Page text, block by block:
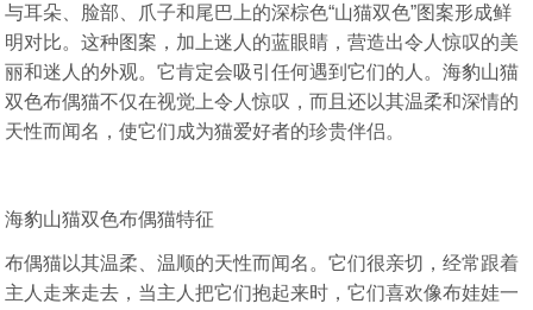
与耳朵、脸部、爪子和尾巴上的深棕色“山猫双色”图案形成鲜
明对比。这种图案，加上迷人的蓝眼睛，营造出令人惊叹的美
丽和迷人的外观。它肯定会吸引任何遇到它们的人。海豹山猫
双色布偶猫不仅在视觉上令人惊叹，而且还以其温柔和深情的
天性而闻名，使它们成为猫爱好者的珍贵伴侣。
海豹山猫双色布偶猫特征
布偶猫以其温柔、温顺的天性而闻名。它们很亲切，经常跟着
主人走来走去，当主人把它们抱起来时，它们喜欢像布娃娃一